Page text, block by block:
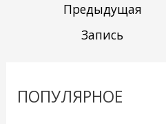
Предыдущая
Запись
ПОПУЛЯРНОЕ